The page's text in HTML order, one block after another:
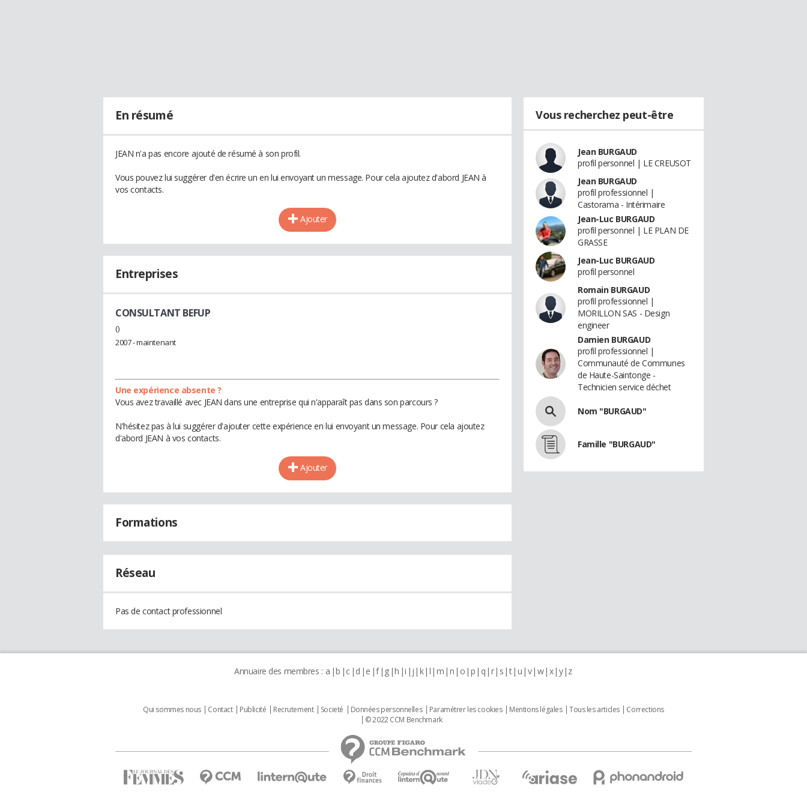
En résumé
JEAN n'a pas encore ajouté de résumé à son profil.
Vous pouvez lui suggérer d'en écrire un en lui envoyant un message. Pour cela ajoutez d'abord JEAN à
vos contacts.
Ajouter
Entreprises
CONSULTANT BEFUP
()
2007 - maintenant
Une expérience absente ?
Vous avez travaillé avec JEAN dans une entreprise qui n'apparaît pas dans son parcours ?
N'hésitez pas à lui suggérer d'ajouter cette expérience en lui envoyant un message. Pour cela ajoutez
d'abord JEAN à vos contacts.
Ajouter
Formations
Réseau
Pas de contact professionnel
Vous recherchez peut-être
Jean BURGAUD
profil personnel | LE CREUSOT
Jean BURGAUD
profil professionnel |
Castorama - Intérimaire
Jean-Luc BURGAUD
profil personnel | LE PLAN DE
GRASSE
Jean-Luc BURGAUD
profil personnel
Romain BURGAUD
profil professionnel |
MORILLON SAS - Design
engineer
Damien BURGAUD
profil professionnel |
Communauté de Communes
de Haute-Saintonge -
Technicien service déchet
Nom "BURGAUD"
Famille "BURGAUD"
Annuaire des membres : a b c d e f g h i j k l m n o p q r s t u v w x y z
Qui sommes nous Contact Publicité Recrutement Societé Données personnelles Paramétrer les cookies Mentions légales Tous les articles
Corrections
© 2022 CCM Benchmark